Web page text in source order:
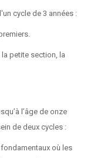
cycle de 3 années :
petite section, la
l’âge de onze
de deux cycles :
où les